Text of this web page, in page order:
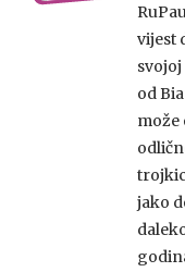
vijest
od
može
jako